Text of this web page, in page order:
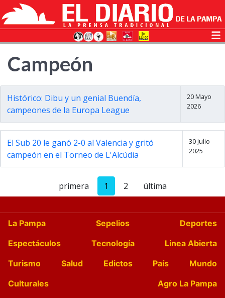
Campeón
Histórico: Dibu y un genial Buendía,
campeones de la Europa League
20 Mayo
2026
El Sub 20 le ganó 2-0 al Valencia y gritó
campeón en el Torneo de L'Alcúdia
30 Julio
2025
primera 1 2 última
La Pampa Sepelios
Deportes
Espectáculos
Tecnología
Linea Abierta
Turismo
Salud Edictos País
Mundo
Culturales
Agro La Pampa